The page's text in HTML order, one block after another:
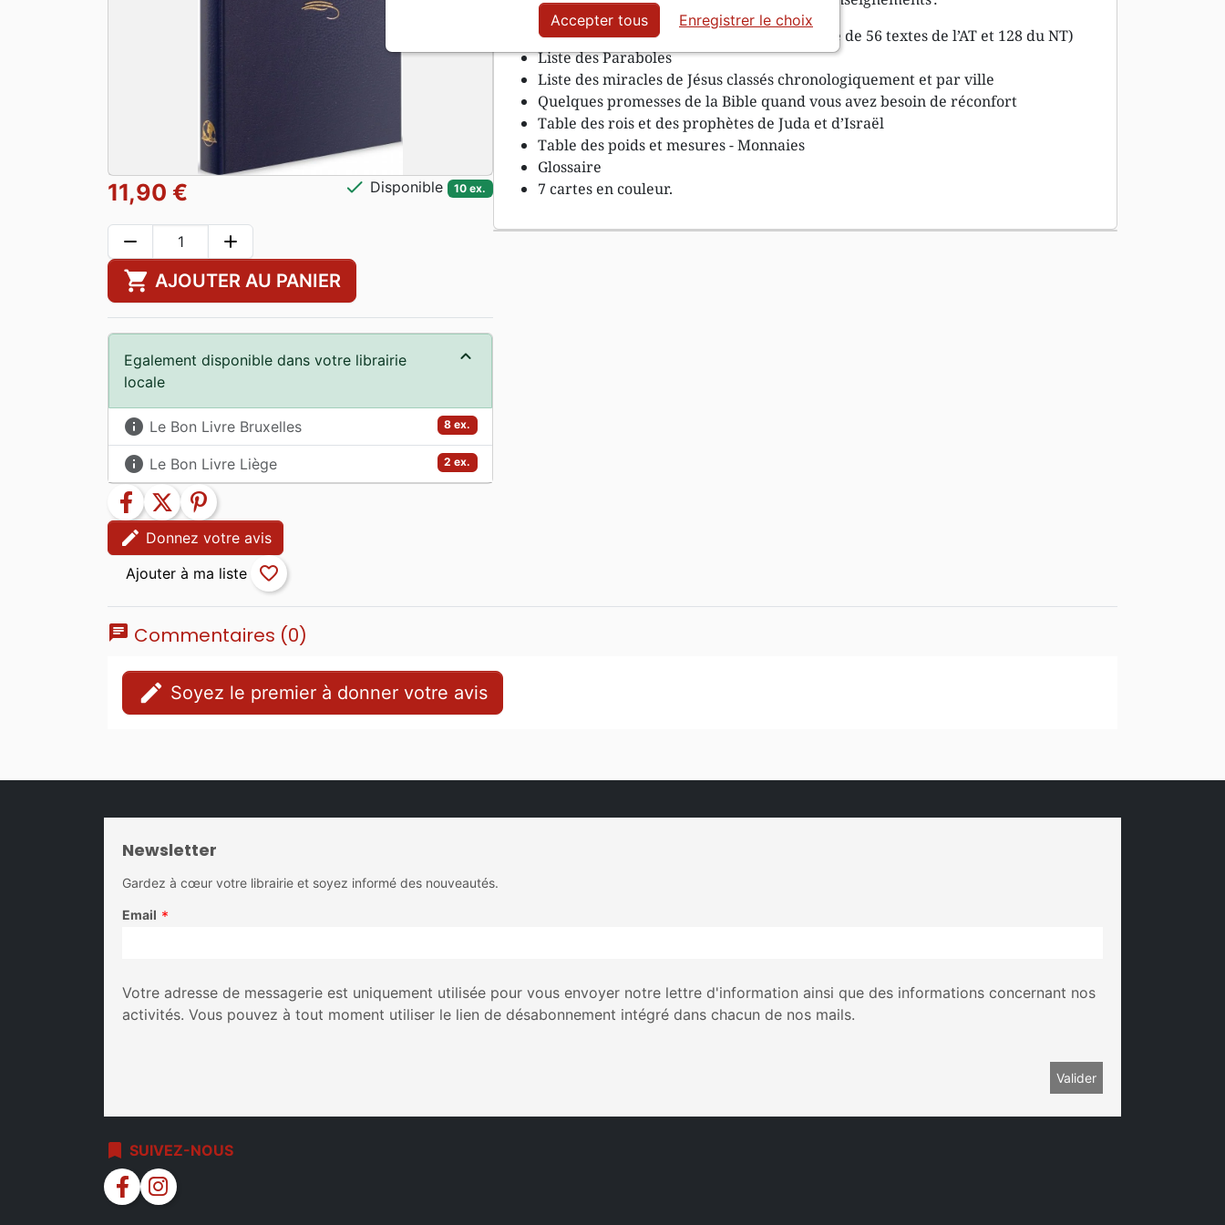
Comment retrouver certains passages (liste de 56 textes de l’AT et 128 du NT)
Liste des Paraboles
Liste des miracles de Jésus classés chronologiquement et par ville
Quelques promesses de la Bible quand vous avez besoin de réconfort
Table des rois et des prophètes de Juda et d’Israël
Table des poids et mesures - Monnaies
Glossaire
7 cartes en couleur.
11,90 € check Disponible 10 ex.
remove add
shopping_cart AJOUTER AU PANIER
Egalement disponible dans votre librairie
locale
8 ex.
info Le Bon Livre Bruxelles
2 ex.
info Le Bon Livre Liège
facebook twitter
pinterest
edit Donnez votre avis
favorite_border
chat Commentaires (0)
edit Soyez le premier à donner votre avis
Newsletter
Gardez à cœur votre librairie et soyez informé des nouveautés.
Email *
Votre adresse de messagerie est uniquement utilisée pour vous envoyer notre lettre d'information ainsi que des informations concernant nos
activités. Vous pouvez à tout moment utiliser le lien de désabonnement intégré dans chacun de nos mails.
bookmark SUIVEZ-NOUS
facebook instagram
Accepter tous Enregistrer le choix